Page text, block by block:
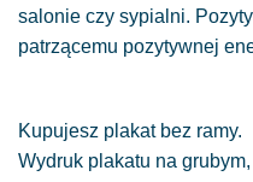
salonie czy sypialni.
patrzącemu pozytywnej
Kupujesz plakat bez ramy.
Wydruk plakatu na